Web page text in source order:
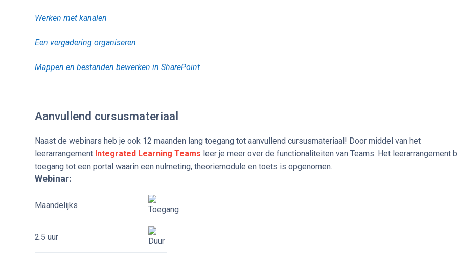
Werken met kanalen
Een vergadering organiseren
Mappen en bestanden bewerken in SharePoint
Aanvullend cursusmateriaal
Naast de webinars heb je ook 12 maanden lang toegang tot aanvullend cursusmateriaal! Door middel van het
leerarrangement Integrated Learning Teams leer je meer over de functionaliteiten van Teams. Het leerarrangement
toegang tot een portal waarin een nulmeting, theoriemodule en toets is opgenomen.
Webinar:
Maandelijks
2.5 uur